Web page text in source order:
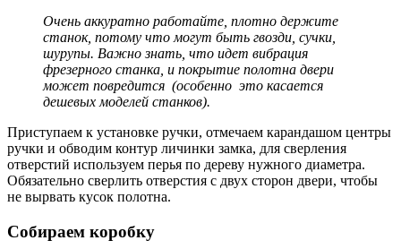
Очень аккуратно работайте, плотно держите
станок, потому что могут быть гвозди, сучки,
шурупы. Важно знать, что идет вибрация
фрезерного станка, и покрытие полотна двери
может повредится (особенно это касается
дешевых моделей станков).
Приступаем к установке ручки, отмечаем карандашом центры
ручки и обводим контур личинки замка, для сверления
отверстий используем перья по дереву нужного диаметра.
Обязательно сверлить отверстия с двух сторон двери, чтобы
не вырвать кусок полотна.
Собираем коробку